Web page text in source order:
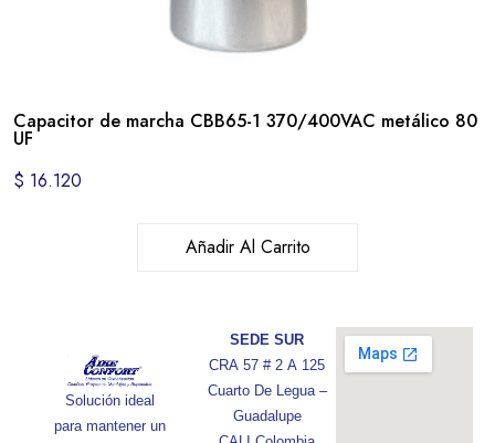
Capacitor de marcha CBB65-1 370/400VAC metálico 80
UF
$ 16.120
Añadir Al Carrito
Solución ideal
para mantener un
SEDE SUR
CRA 57 # 2 A 125
Cuarto De Legua –
Guadalupe